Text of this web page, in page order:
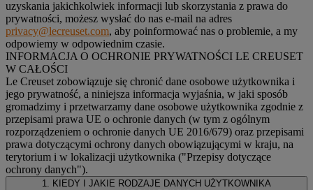
uzyskania jakichkolwiek informacji lub skorzystania z prawa do
prywatności, możesz wysłać do nas e-mail na adres
privacy@lecreuset.com, aby poinformować nas o problemie, a my
odpowiemy w odpowiednim czasie.
INFORMACJA O OCHRONIE PRYWATNOŚCI LE CREUSET
W CAŁOŚCI
Le Creuset zobowiązuje się chronić dane osobowe użytkownika i
jego prywatność, a niniejsza informacja wyjaśnia, w jaki sposób
gromadzimy i przetwarzamy dane osobowe użytkownika zgodnie z
przepisami prawa UE o ochronie danych (w tym z ogólnym
rozporządzeniem o ochronie danych UE 2016/679) oraz przepisami
prawa dotyczącymi ochrony danych obowiązującymi w kraju, na
terytorium i w lokalizacji użytkownika ("Przepisy dotyczące
ochrony danych").
1. KIEDY I JAKIE RODZAJE DANYCH UŻYTKOWNIKA